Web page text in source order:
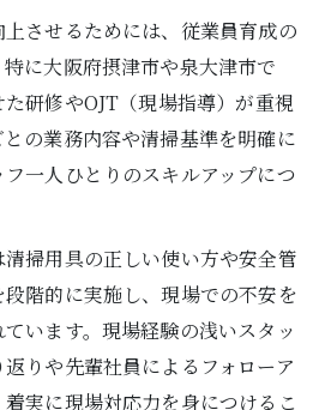
させるためには、従業員育成の
に大阪府摂津市や泉大津市で
研修やOJT（現場指導）が重視
の業務内容や清掃基準を明確に
一人ひとりのスキルアップにつ
掃用具の正しい使い方や安全管
階的に実施し、現場での不安を
います。現場経験の浅いスタッ
りや先輩社員によるフォローア
実に現場対応力を身につけるこ